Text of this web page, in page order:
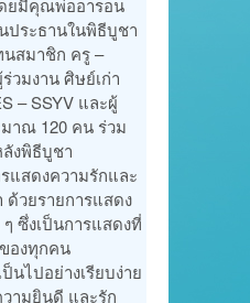
ยมีคุณพ่ออารอน
ประธานในพิธีบูชา
สมาชิก ครู –
วมงาน ศิษย์เก่า
– SSYV และผู้
าณ 120 คน ร่วม
งพิธีบูชา
สดงความรักและ
วยรายการแสดง
ซึ่งเป็นการแสดงที่
องทุกคน
นไปอย่างเรียบง่าย
ามยินดี และรัก